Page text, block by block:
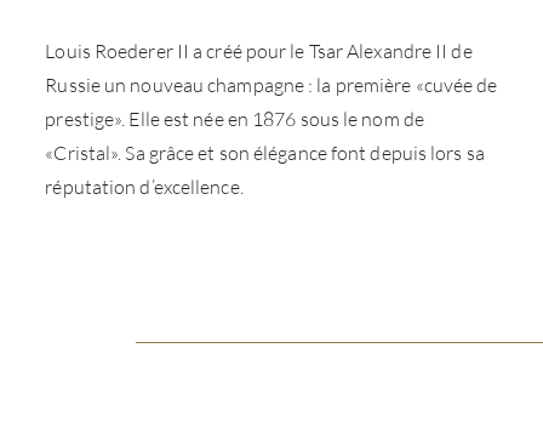
Louis Roederer II a créé pour le Tsar Alexandre II de
Russie un nouveau champagne : la première «cuvée de
prestige». Elle est née en 1876 sous le nom de
«Cristal». Sa grâce et son élégance font depuis lors sa
réputation d’excellence.